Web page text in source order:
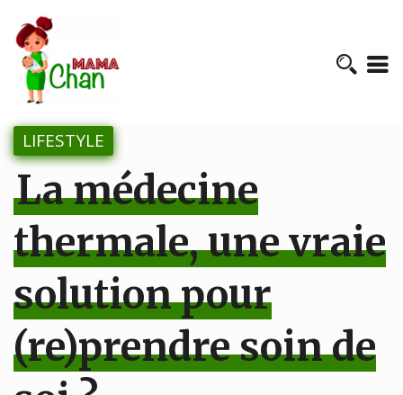
LIFESTYLE
La médecine
thermale, une vraie
solution pour
(re)prendre soin de